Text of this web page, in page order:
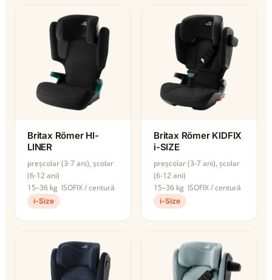
Britax Römer HI-
LINER
preșcolar (3-7 ani), școlar
(6-12 ani)
15–36 kg ISOFIX / centură
i-Size
Britax Römer KIDFIX
i-SIZE
preșcolar (3-7 ani), școlar
(6-12 ani)
15–36 kg ISOFIX / centură
i-Size